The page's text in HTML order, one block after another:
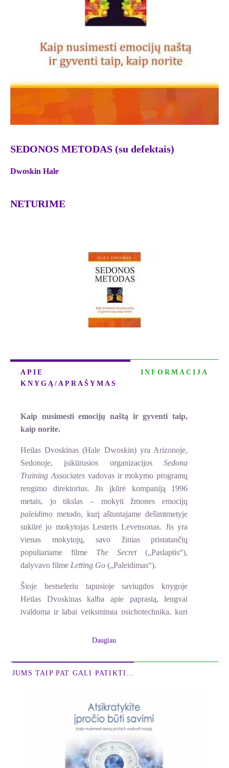
SEDONOS METODAS (su defektais)
Dwoskin Hale
NETURIME
APIE
KNYGĄ/APRAŠYMAS
INFORMACIJA
Kaip nusimesti emocijų naštą ir gyventi taip,
kaip norite.
Heilas Dvoskinas (Hale Dwoskin) yra Arizonoje,
Sedonoje, įsikūrusios organizacijosSedona
Training Associatesvadovas ir mokymo programų
rengimo direktorius. Jis įkūrė kompaniją 1996
metais, jo tikslas – mokyti žmones emocijų
paleidimo metodo, kurį aštuntajame dešimtmetyje
sukūrė jo mokytojas Lesteris Levensonas. Jis yra
vienas mokytojų, savo žinias pristatančių
populiariame filme The Secret(„Paslaptis“),
dalyvavo filme Letting Go („Paleidimas“).
Šioje bestseleriu tapusioje saviugdos knygoje
Heilas Dvoskinas kalba apie paprastą, lengvai
įvaldomą ir labai veiksmingą psichotechniką, kuri
įtampos, baimės, nerimo, pasenusių ir
depresijos, nepasitenkinimo gyvenimu bei kitų
šiuolaikinį žmogų kamuojančių neigiamybių.
Ištrauka iš knygos
PLAUKITE SU TĖKME
Daugiau
JUMS TAIP PAT GALI PATIKTI…